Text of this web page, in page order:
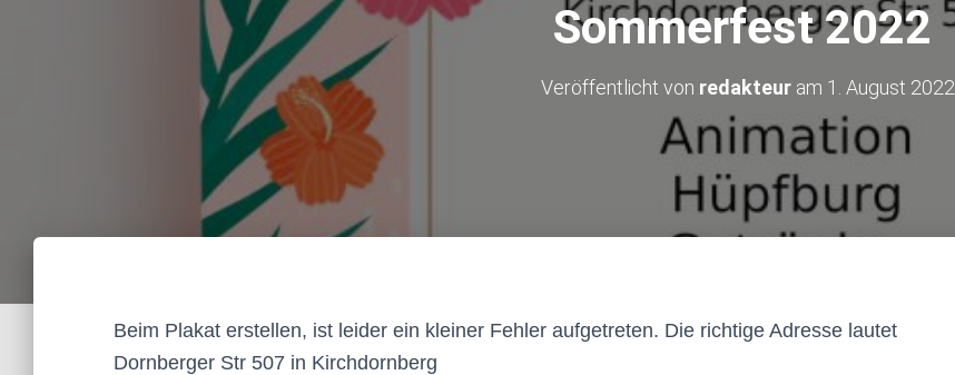
Sommerfest 2022
Veröffentlicht von redakteur am 1. August 2022
Beim Plakat erstellen, ist leider ein kleiner Fehler aufgetreten. Die richtige Adresse lautet
Dornberger Str 507 in Kirchdornberg